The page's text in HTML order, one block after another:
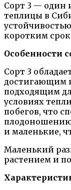
Сорт 3 — один
теплицы в
коротким
Особенности
Сорт 3
достигающим
подходящим
условиях
побегов, что
и маленькие,
Маленький
растением и